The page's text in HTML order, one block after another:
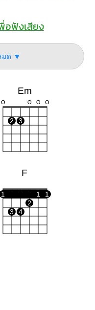
อฟังเสียง
มด ▼
Em
O O O O
2 3
F
1 1
1
2
3
4